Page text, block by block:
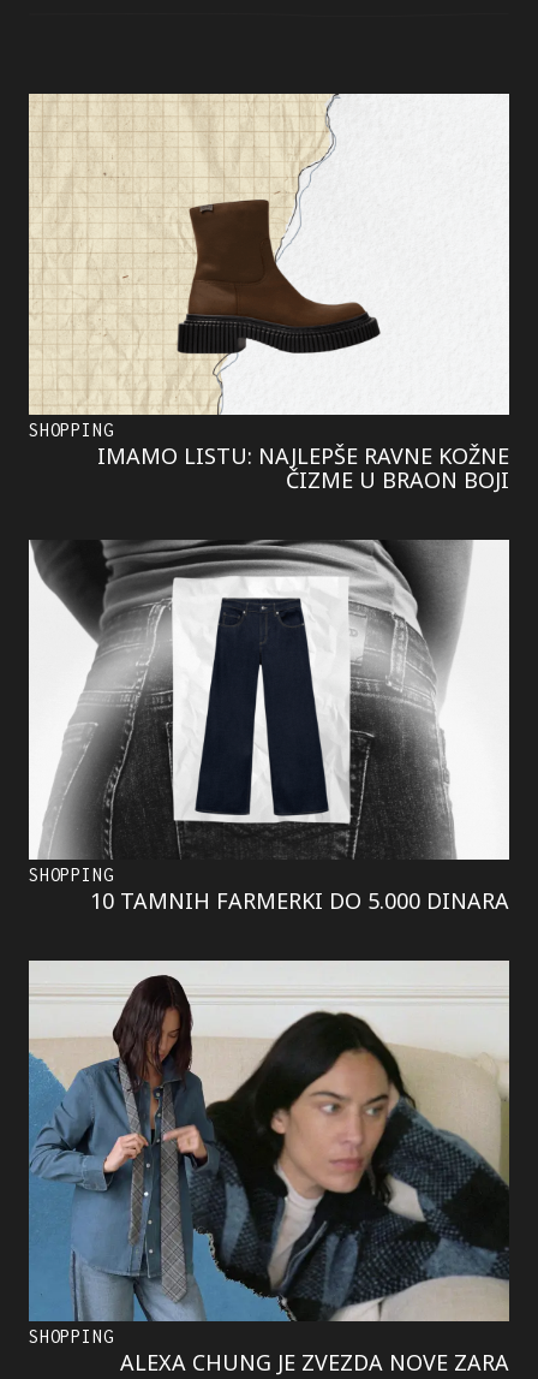
SHOPPING
IMAMO LISTU: NAJLEPŠE RAVNE KOŽNE
ČIZME U BRAON BOJI
SHOPPING
10 TAMNIH FARMERKI DO 5.000 DINARA
SHOPPING
ALEXA CHUNG JE ZVEZDA NOVE ZARA